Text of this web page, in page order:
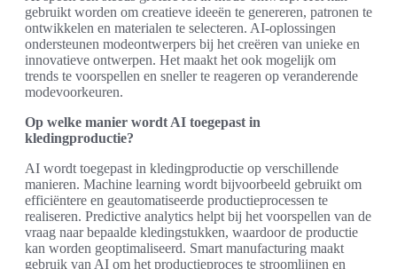
gebruikt worden om creatieve ideeën te genereren, patronen te
ontwikkelen en materialen te selecteren. AI-oplossingen
ondersteunen modeontwerpers bij het creëren van unieke en
innovatieve ontwerpen. Het maakt het ook mogelijk om
trends te voorspellen en sneller te reageren op veranderende
modevoorkeuren.
Op welke manier wordt AI toegepast in
kledingproductie?
AI wordt toegepast in kledingproductie op verschillende
manieren. Machine learning wordt bijvoorbeeld gebruikt om
efficiëntere en geautomatiseerde productieprocessen te
realiseren. Predictive analytics helpt bij het voorspellen van de
vraag naar bepaalde kledingstukken, waardoor de productie
kan worden geoptimaliseerd. Smart manufacturing maakt
gebruik van AI om het productieproces te stroomlijnen en